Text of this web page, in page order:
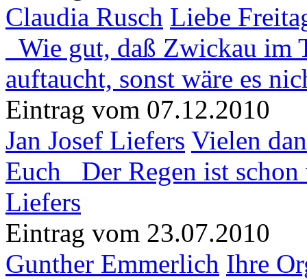
Claudia Rusch Liebe
Wie gut, daß Zwickau im
auftaucht, sonst wäre es
Eintrag vom 07.12.2010
Jan Josef Liefers Vielen
Euch Der Regen ist schon
Liefers
Eintrag vom 23.07.2010
Gunther Emmerlich Ihre